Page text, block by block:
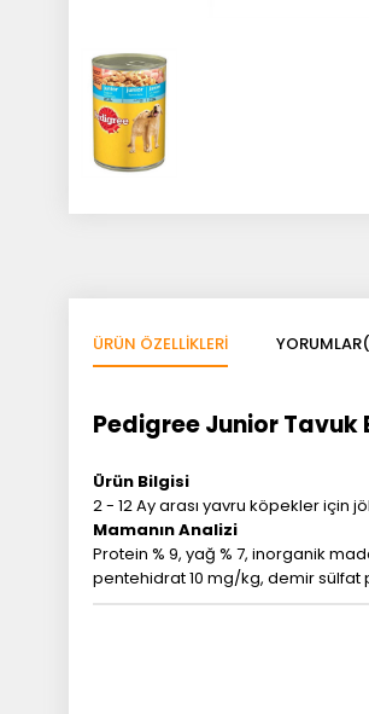
ÜRÜN ÖZELLIKLERI YORUMLAR
Pedigree Junior Tavuk
Ürün Bilgisi
2 - 12 Ay arası yavru köpekler için
Mamanın Analizi
Protein % 9, yağ % 7, inorganik
pentehidrat 10 mg/kg, demir